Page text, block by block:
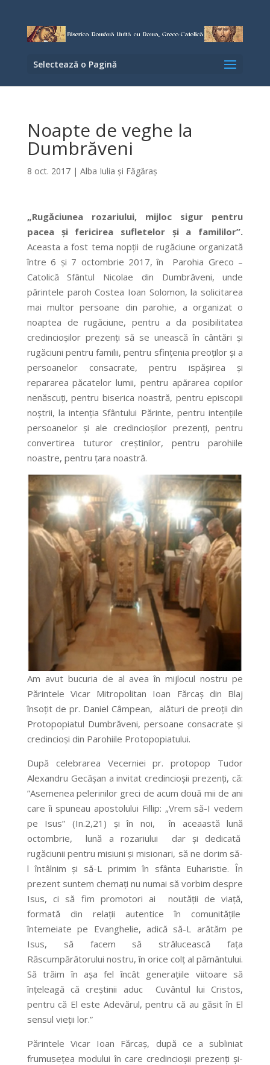
Selectează o Pagină
Noapte de veghe la
Dumbrăveni
8 oct. 2017| Alba Iulia şi Făgăraş
„Rugăciunea rozariului, mijloc sigur pentru
pacea și fericirea sufletelor și a famililor”.
Aceasta a fost tema nopții de rugăciune organizată
între 6 și 7 octombrie 2017, în Parohia Greco –
Catolică Sfântul Nicolae din Dumbrăveni, unde
părintele paroh Costea Ioan Solomon‚ la solicitarea
mai multor persoane din parohie, a organizat o
noaptea de rugăciune, pentru a da posibilitatea
credincioșilor prezenți să se unească în cântări și
rugăciuni pentru familii, pentru sfințenia preoților și a
persoanelor consacrate, pentru ispășirea și
repararea păcatelor lumii, pentru apărarea copiilor
nenăscuți, pentru biserica noastră, pentru episcopii
noștrii, la intenția Sfântului Părinte, pentru intențiile
persoanelor și ale credincioșilor prezenți, pentru
convertirea tuturor creștinilor, pentru parohiile
noastre, pentru țara noastră.
Am avut bucuria de al avea în mijlocul nostru pe
Părintele Vicar Mitropolitan Ioan Fărcaș din Blaj
însoțit de pr. Daniel Câmpean, alături de preoții din
Protopopiatul Dumbrăveni, persoane consacrate și
credincioși din Parohiile Protopopiatului.
După celebrarea Vecerniei pr. protopop Tudor
Alexandru Gecășan a invitat credincioșii prezenți, că:
”Asemenea pelerinilor greci de acum două mii de ani
care îi spuneau apostolului Fillip: „Vrem să-I vedem
pe Isus” (In.2,21) și în noi, în aceaastă lună
octombrie, lună a rozariului dar și dedicată
rugăciunii pentru misiuni și misionari, să ne dorim să-
l întâlnim și să-L primim în sfânta Euharistie. În
prezent suntem chemați nu numai să vorbim despre
Isus, ci să fim promotori ai noutății de viață,
formată din relații autentice în comunitățile
întemeiate pe Evanghelie, adică să-L arătăm pe
Isus, să facem să strălucească fața
Răscumpărătorului nostru, în orice colț al pământului.
Să trăim în așa fel încât generațiile viitoare să
înțeleagă că creștinii aduc Cuvântul lui Cristos,
pentru că El este Adevărul, pentru că au găsit în El
sensul vieții lor.”
Părintele Vicar Ioan Fărcaș, după ce a subliniat
frumusețea modului în care credincioșii prezenți și-